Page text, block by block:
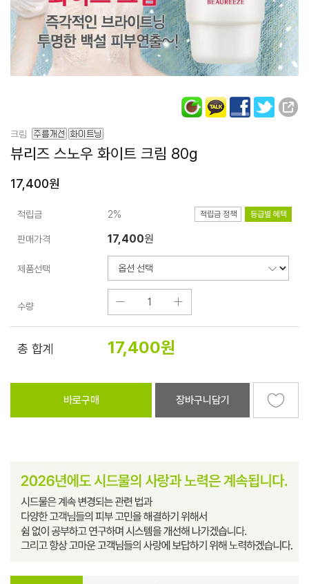
크림
뷰리즈 스노우 화이트 크림 80g
17,400원
적립금 2% 적립금 정책 등급별 혜택
판매가격 17,400원
제품선택
수량
총 합계 17,400원
바로구매 장바구니담기